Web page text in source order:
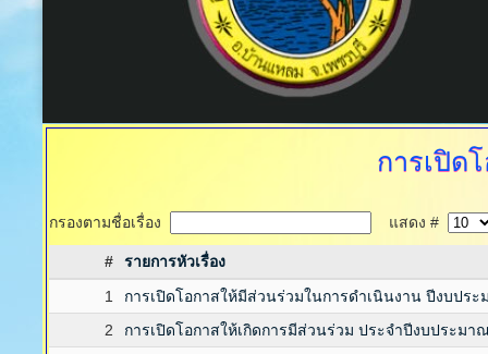
การเปิด
กรองตามชื่อเรื่อง แสดง #
#
รายการหัวเรื่อง
1
การเปิดโอกาสให้มีส่วนร่วมในการดำเนินงาน ปีงบปร
2
การเปิดโอกาสให้เกิดการมีส่วนร่วม ประจำปีงบประมา